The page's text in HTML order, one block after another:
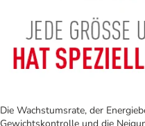
Die Wachstumsrate, der